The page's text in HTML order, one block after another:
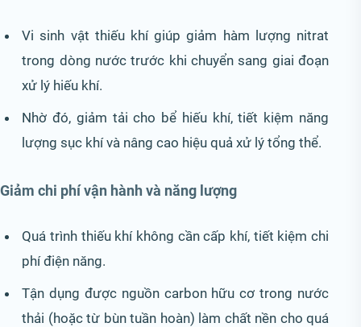
Vi sinh vật thiếu khí giúp giảm hàm lượng nitrat
trong dòng nước trước khi chuyển sang giai đoạn
xử lý hiếu khí.
Nhờ đó, giảm tải cho bể hiếu khí, tiết kiệm năng
lượng sục khí và nâng cao hiệu quả xử lý tổng thể.
Giảm chi phí vận hành và năng lượng
Quá trình thiếu khí không cần cấp khí, tiết kiệm chi
phí điện năng.
Tận dụng được nguồn carbon hữu cơ trong nước
thải (hoặc từ bùn tuần hoàn) làm chất nền cho quá